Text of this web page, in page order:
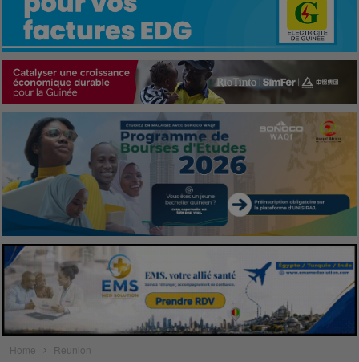
Home Reunion